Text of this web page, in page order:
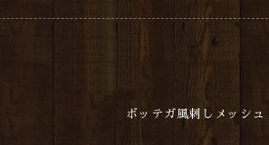
ボッテガ風刺しメッシュ